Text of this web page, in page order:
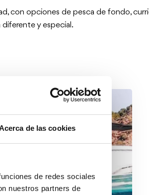
de las cookies
de redes sociales
nuestros partners de
con opciones de pesca de fondo,
y especial.